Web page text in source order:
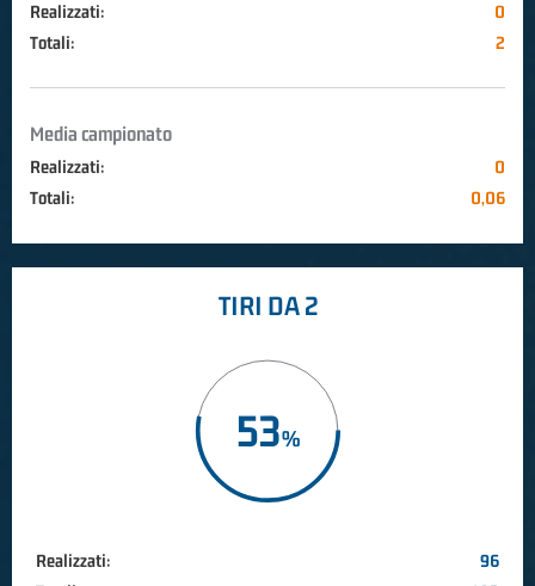
Realizzati:
0
Totali:
2
Media campionato
Realizzati:
0
Totali:
0,06
TIRI DA 2
53
Realizzati:
96